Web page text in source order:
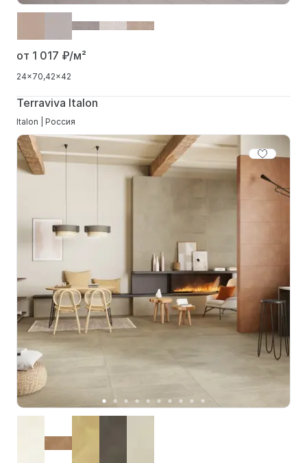
от 1 017 ₽/м²
24x70 42x42
Terraviva Italon
Italon | Россия